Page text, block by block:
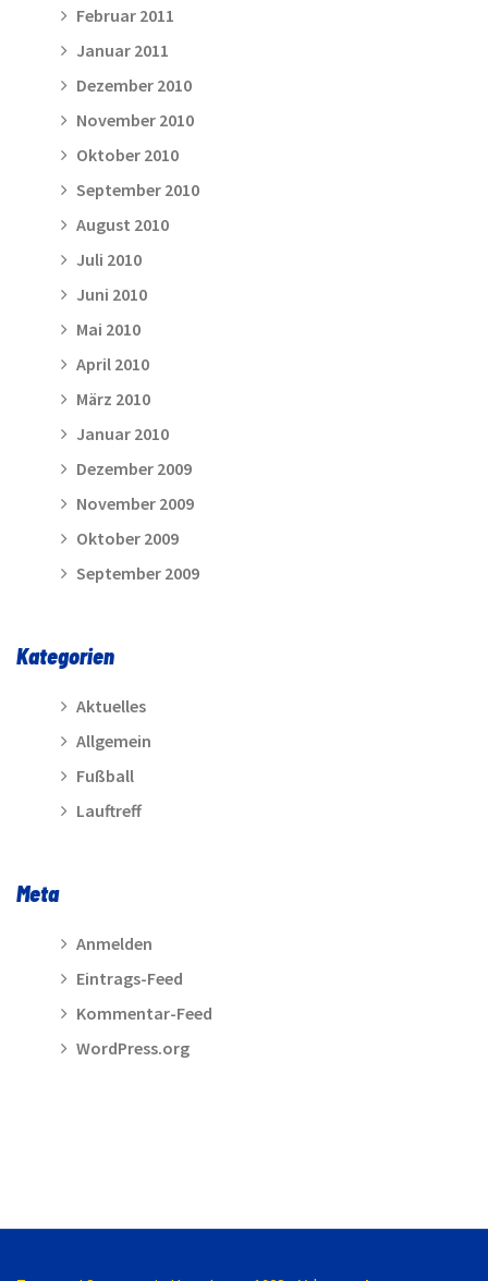
Februar 2011
Januar 2011
Dezember 2010
November 2010
Oktober 2010
September 2010
August 2010
Juli 2010
Juni 2010
Mai 2010
April 2010
März 2010
Januar 2010
Dezember 2009
November 2009
Oktober 2009
September 2009
Kategorien
Aktuelles
Allgemein
Fußball
Lauftreff
Meta
Anmelden
Eintrags-Feed
Kommentar-Feed
WordPress.org